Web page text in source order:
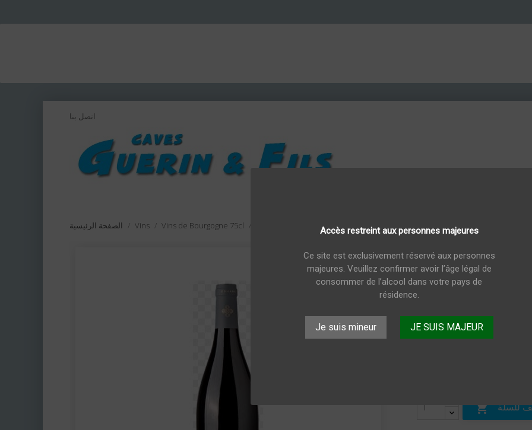
Accès restreint aux personnes majeures
Ce site est exclusivement réservé aux personnes
majeures. Veuillez confirmer avoir l’âge légal de
consommer de l’alcool dans votre pays de
résidence.
Je suis mineur JE SUIS MAJEUR
اتصل بنا
الصفحة الرئيسية Vins Vins de Bourgogne 75cl Epineuil Rouge 4 saisons 2020 75cl 12.5%vol.
Epineuil
12.5%vol.
Epineuil Rouge 4 saisons 2020
 للسلة